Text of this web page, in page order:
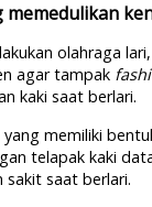
memedulikan
olahraga
agar tampak
kaki saat berlari.
memiliki
telapak kaki
sakit saat berlari.